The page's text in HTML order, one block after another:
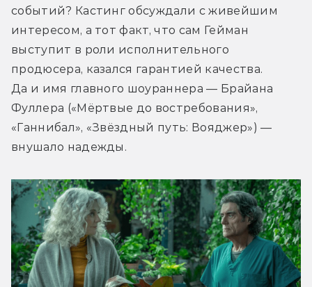
событий? Кастинг обсуждали с живейшим
интересом, а тот факт, что сам Гейман
выступит в роли исполнительного
продюсера, казался гарантией качества.
Да и имя главного шоураннера — Брайана
Фуллера («Мёртвые до востребования»,
«Ганнибал», «Звёздный путь: Вояджер») —
внушало надежды.